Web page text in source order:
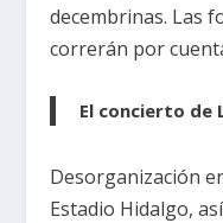
decembrinas. Las
correrán por
El concierto de
Desorganización
Estadio Hidalgo,